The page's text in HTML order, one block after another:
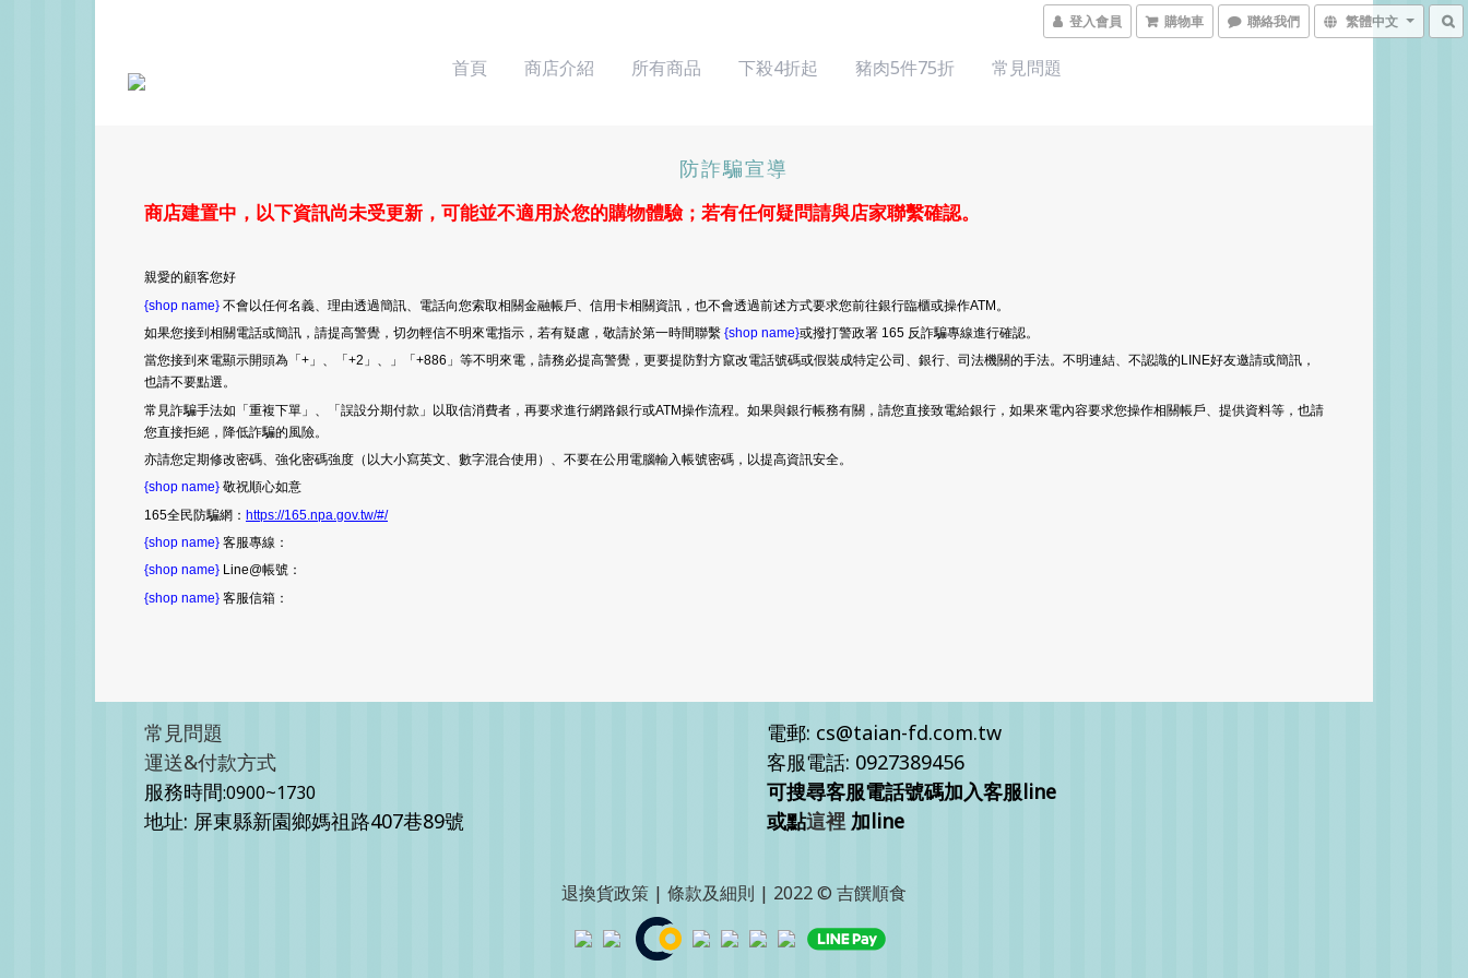
登入會員 購物車 聯絡我們 繁體中文
首頁 商店介紹 所有商品 下殺4折起 豬肉5件75折 常見問題
防詐騙宣導
商店建置中，以下資訊尚未受更新，可能並不適用於您的購物體驗；若有任何疑問請與店家聯繫確認。
親愛的顧客您好
{shop name} 不會以任何名義、理由透過簡訊、電話向您索取相關金融帳戶、信用卡相關資訊，也不會透過前述方式要求您前往銀行臨櫃或操作ATM。
如果您接到相關電話或簡訊，請提高警覺，切勿輕信不明來電指示，若有疑慮，敬請於第一時間聯繫 {shop name}或撥打警政署 165 反詐騙專線進行確認。
當您接到來電顯示開頭為「+」、「+2」、」「+886」等不明來電，請務必提高警覺，更要提防對方竄改電話號碼或假裝成特定公司、銀行、司法機關的手法。不明連結、不認識的LINE好友邀請或簡訊，
也請不要點選。
常見詐騙手法如「重複下單」、「誤設分期付款」以取信消費者，再要求進行網路銀行或ATM操作流程。如果與銀行帳務有關，請您直接致電給銀行，如果來電內容要求您操作相關帳戶、提供資料等，也請
您直接拒絕，降低詐騙的風險。
亦請您定期修改密碼、強化密碼強度（以大小寫英文、數字混合使用）、不要在公用電腦輸入帳號密碼，以提高資訊安全。
{shop name} 敬祝順心如意
165全民防騙網： https://165.npa.gov.tw/#/
{shop name} 客服專線：
{shop name} Line@帳號：
{shop name} 客服信箱：
常見問題
運送&付款方式
服務時間:0900~1730
地址: 屏東縣新園鄉媽祖路407巷89號
電郵: cs@taian-fd.com.tw
客服電話: 0927389456
可搜尋客服電話號碼加入客服line
或點這裡 加line
退換貨政策 | 條款及細則 | 2022 © 吉饌順食